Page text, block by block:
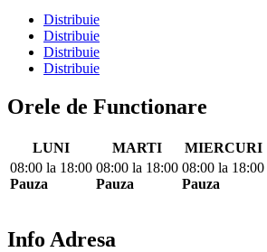
Distribuie
Distribuie
Distribuie
Distribuie
Orele de Functionare
LUNI MARTI MIERCURI
08:00 la 18:00
Pauza
08:00 la 18:00
Pauza
08:00 la 18:00
Pauza
Info Adresa